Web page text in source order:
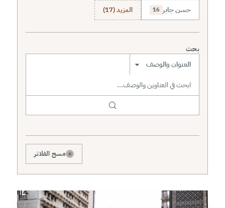
حسن جابر 16 المزيد (17)
بحث
نطاق البحث
× مسح الفلاتر